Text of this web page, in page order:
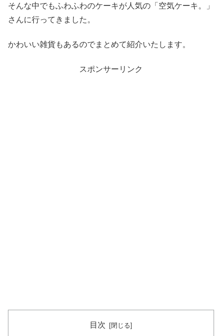
そんな中でもふわふわのケーキが人気の「空気ケーキ。」
さんに行ってきました。
かわいい雑貨もあるのでまとめて紹介いたします。
スポンサーリンク
目次